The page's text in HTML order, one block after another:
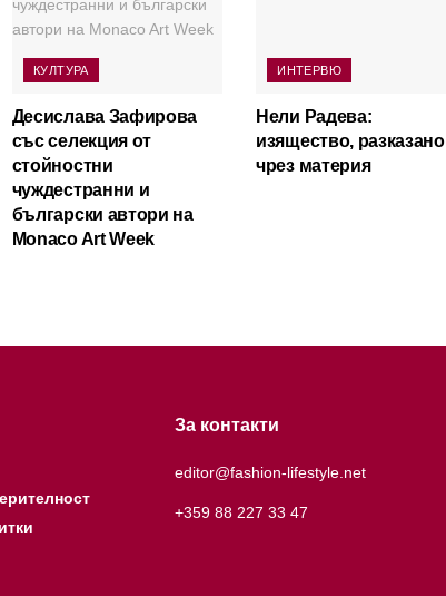
КУЛТУРА
Десислава Зафирова
със селекция от
стойностни
чуждестранни и
български автори на
Monaco Art Week
ИНТЕРВЮ
Нели Радева:
изящество, разказано
чрез материя
За контакти
editor@fashion-lifestyle.net
+359 88 227 33 47